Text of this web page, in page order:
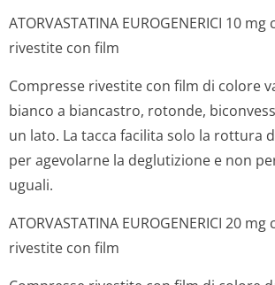
ATORVASTATINA EUROGENERICI 10
rivestite con film
Compresse rivestite con film di colore
bianco a biancastro, rotonde,
un lato. La tacca facilita solo la rottura
per agevolarne la deglutizione e non
uguali.
ATORVASTATINA EUROGENERICI 20
rivestite con film